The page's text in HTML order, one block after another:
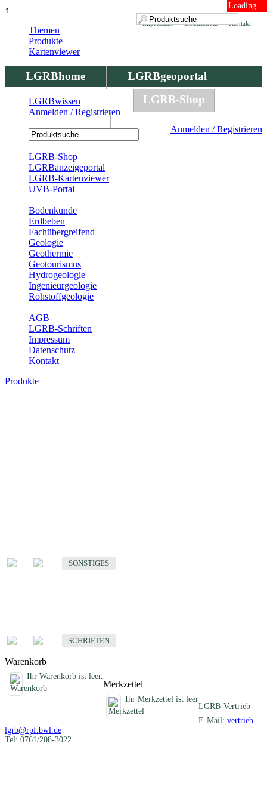
↑ Loading ...
Kontakt
Datenschutz
Impressum
LGRBhome
LGRBgeoportal
LGRBbohrungen
LGRB-Shop
Anmelden / Registrieren
Themen
Produkte
Kartenviewer
LGRBwissen
Anmelden / Registrieren
LGRB-Shop
LGRBanzeigeportal
LGRB-Kartenviewer
UVB-Portal
Bodenkunde
Erdbeben
Fachübergreifend
Geologie
Geothermie
Geotourismus
Hydrogeologie
Ingenieurgeologie
Rohstoffgeologie
AGB
LGRB-Schriften
Impressum
Datenschutz
Kontakt
Produkte
SONSTIGES
SCHRIFTEN
Warenkorb
Ihr Warenkorb ist leer.
Merkzettel
Ihr Merkzettel ist leer
LGRB-Vertrieb
E-Mail: vertrieb-
lgrb@rpf.bwl.de
Tel: 0761/208-3022